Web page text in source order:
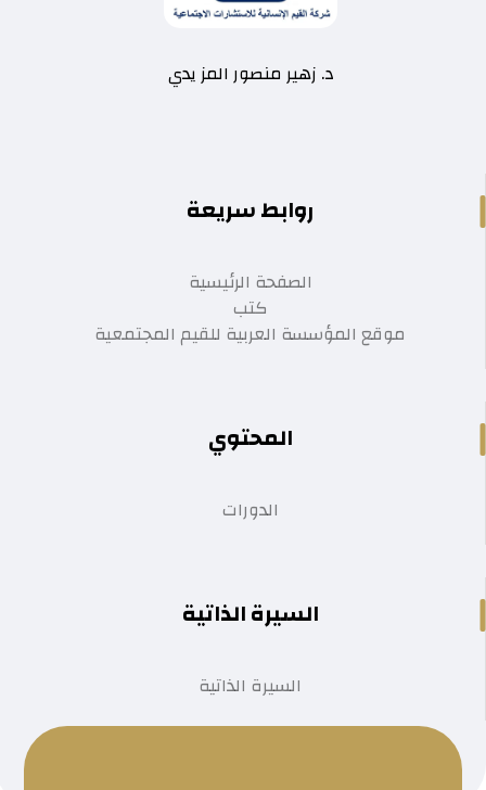
د. زهير منصور المز يدي
روابط سريعة
الصفحة الرئيسية
كتب
موقع المؤسسة العربية للقيم المجتمعية
المحتوي
الدورات
السيرة الذاتية
السيرة الذاتية